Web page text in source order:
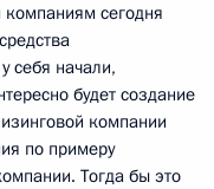
компаниям сегодня
себя начали,
будет создание
компании
по примеру
Тогда бы это